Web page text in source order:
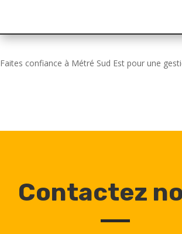
Faites confiance à Métré Sud Est pour une
Contactez